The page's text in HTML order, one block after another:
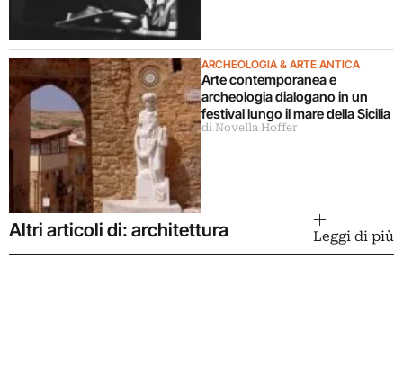
ARCHEOLOGIA & ARTE ANTICA
Arte contemporanea e
archeologia dialogano in un
festival lungo il mare della Sicilia
di Novella Hoffer
Altri articoli di: architettura Leggi di più